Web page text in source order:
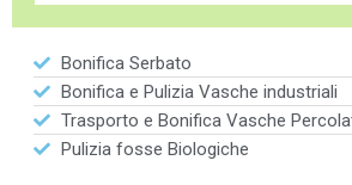
Bonifica Serbato
Bonifica e Pulizia Vasche industriali
Trasporto e Bonifica Vasche
Pulizia fosse Biologiche